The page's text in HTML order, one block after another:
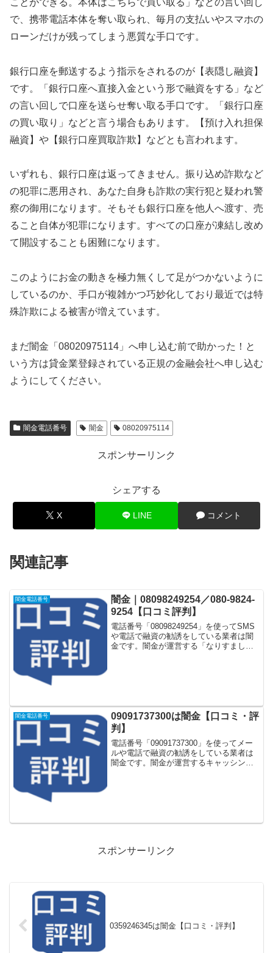
で、携帯電話本体を奪い取られ、毎月の支払いやスマホの
ローンだけが残ってしまう悪質な手口です。
銀行口座を郵送するよう指示をされるのが【表隠し融資】
です。「銀行口座へ直接入金という形で融資をする」など
の言い回しで口座を送らせ奪い取る手口です。「銀行口座
の買い取り」などと言う場合もあります。【預け入れ担保
融資】や【銀行口座買取詐欺】などとも言われます。
いずれも、銀行口座は返ってきません。振り込め詐欺など
の犯罪に悪用され、あなた自身も詐欺の実行犯と疑われ警
察の御用になります。そもそも銀行口座を他人へ渡す、売
ること自体が犯罪になります。すべての口座が凍結し改め
て開設することも困難になります。
このようにお金の動きを極力無くして足がつかないように
しているのか、手口が複雑かつ巧妙化しており最近では特
殊詐欺による被害が増えています。
まだ闇金「08020975114」へ申し込む前で助かった！と
いう方は貸金業登録されている正規の金融会社へ申し込む
ようにしてください。
闇金電話番号 闇金 08020975114
スポンサーリンク
シェアする
X LINE コメント
関連記事
闇金電話番号
闇金｜08098249254／080-9824-
9254【口コミ評判】
電話番号「08098249254」を使ってSMS
や電話で融資の勧誘をしている業者は闇
金です。闇金が運営する「なりすまし金
闇金電話番号
09091737300は闇金【口コミ・評
判】
電話番号「09091737300」を使ってメー
ルや電話で融資の勧誘をしている業者は
闇金です。闇金が運営するキャッシング
スポンサーリンク
0359246345は闇金【口コミ・評判】